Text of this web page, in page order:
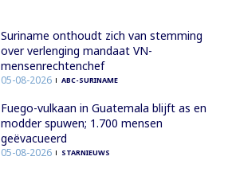
Suriname onthoudt zich van stemming
over verlenging mandaat VN-
mensenrechtenchef
05-08-2026 ABC-SURINAME
Fuego-vulkaan in Guatemala blijft as en
modder spuwen; 1.700 mensen
geëvacueerd
05-08-2026 STARNIEUWS